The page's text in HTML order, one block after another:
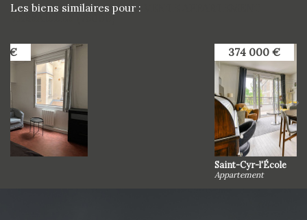
Les biens similaires pour :
VERSAILLES (78000)